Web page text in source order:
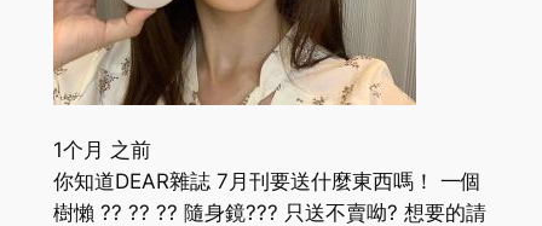
1个月 之前
你知道DEAR雜誌 7月刊要送什麼東西嗎！ 一個
樹懶 ?? ?? ?? 隨身鏡??? 只送不賣呦? 想要的請